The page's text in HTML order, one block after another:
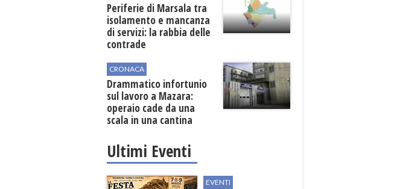
Periferie di Marsala tra
isolamento e mancanza
di servizi: la rabbia delle
contrade
CRONACA
Drammatico infortunio
sul lavoro a Mazara:
operaio cade da una
scala in una cantina
Ultimi Eventi
EVENTI